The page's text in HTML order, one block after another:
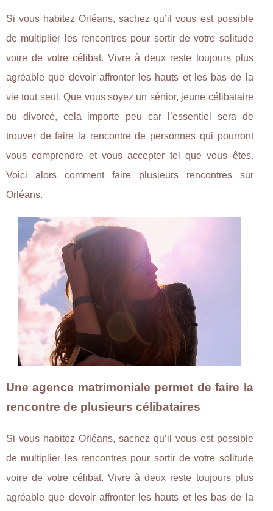
Si vous habitez Orléans, sachez qu’il vous est possible
de multiplier les rencontres pour sortir de votre solitude
voire de votre célibat. Vivre à deux reste toujours plus
agréable que devoir affronter les hauts et les bas de la
vie tout seul. Que vous soyez un sénior, jeune célibataire
ou divorcé, cela importe peu car l’essentiel sera de
trouver de faire la rencontre de personnes qui pourront
vous comprendre et vous accepter tel que vous êtes.
Voici alors comment faire plusieurs rencontres sur
Orléans.
Une agence matrimoniale permet de faire la
rencontre de plusieurs célibataires
Si vous habitez Orléans, sachez qu’il vous est possible
de multiplier les rencontres pour sortir de votre solitude
voire de votre célibat. Vivre à deux reste toujours plus
agréable que devoir affronter les hauts et les bas de la